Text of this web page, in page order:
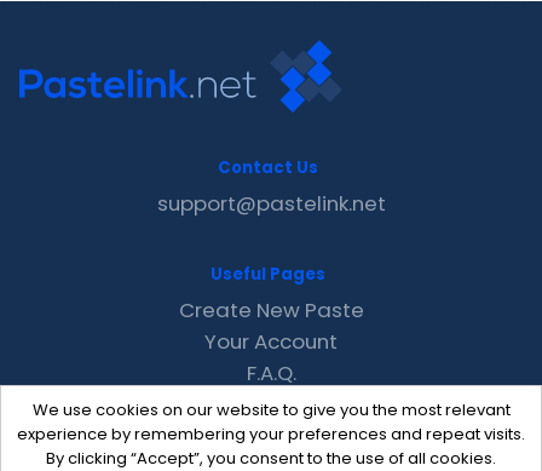
We use cookies on our website to give you the most relevant
experience by remembering your preferences and repeat visits.
By clicking “Accept”, you consent to the use of all cookies.
Contact Us
support@pastelink.net
Useful Pages
Create New Paste
Your Account
F.A.Q.
Recent
Contact